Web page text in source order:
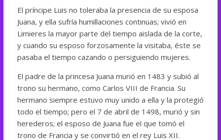
El príncipe Luis no toleraba la presencia de su esposa
Juana, y ella sufría humillaciones continuas; vivió en
Limieres la mayor parte del tiempo aislada de la corte,
y cuando su esposo forzosamente la visitaba, éste se
pasaba el tiempo cazando o persiguiendo mujeres.
El padre de la princesa Juana murió en 1483 y subió al
trono su hermano, como Carlos VIII de Francia. Su
hermano siempre estuvo muy unido a ella y la protegió
todo el tiempo; pero el 7 de abril de 1498, murió y sin
herederos; el esposo de Juana fue el que tomó el
trono de Francia y se convirtió en el rey Luis XII.